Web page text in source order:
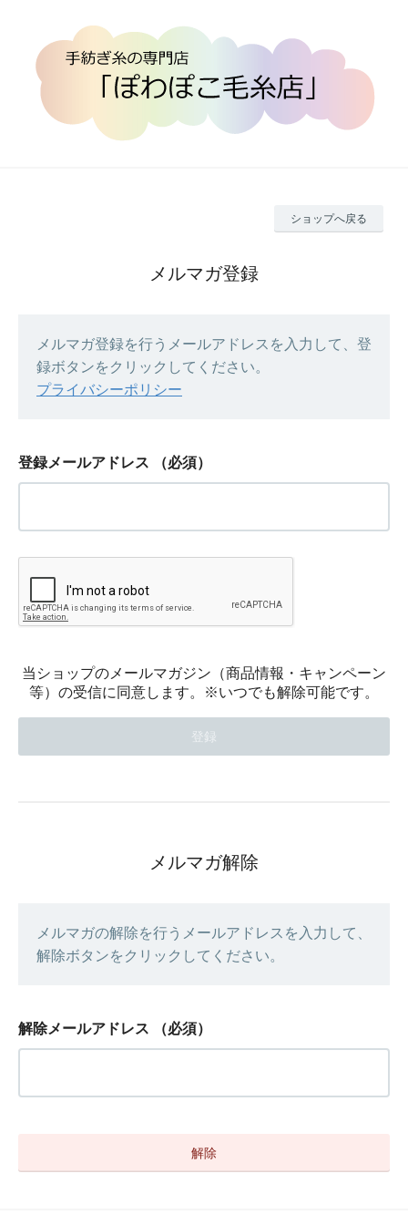
ショップへ戻る
メルマガ登録
メルマガ登録を行うメールアドレスを入力して、登
録ボタンをクリックしてください。
プライバシーポリシー
登録メールアドレス （必須）
当ショップのメールマガジン（商品情報・キャンペーン
等）の受信に同意します。※いつでも解除可能です。
メルマガ解除
メルマガの解除を行うメールアドレスを入力して、
解除ボタンをクリックしてください。
解除メールアドレス （必須）